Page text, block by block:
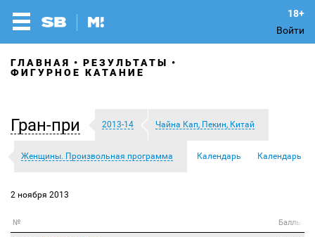
Войти
ГЛАВНАЯ
РЕЗУЛЬТАТЫ
ФИГУРНОЕ КАТАНИЕ
Гран-при 2013-14 Чайна Кап, Пекин, Китай
Женщины. Произвольная программа Календарь Календарь
2 ноября 2013
№ Баллы